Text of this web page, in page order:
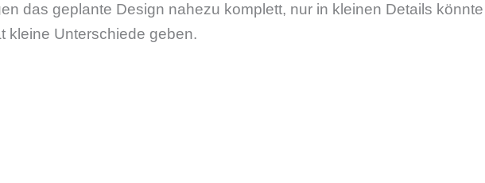
das geplante Design nahezu komplett, nur in kleinen Details könnte
kleine Unterschiede geben.